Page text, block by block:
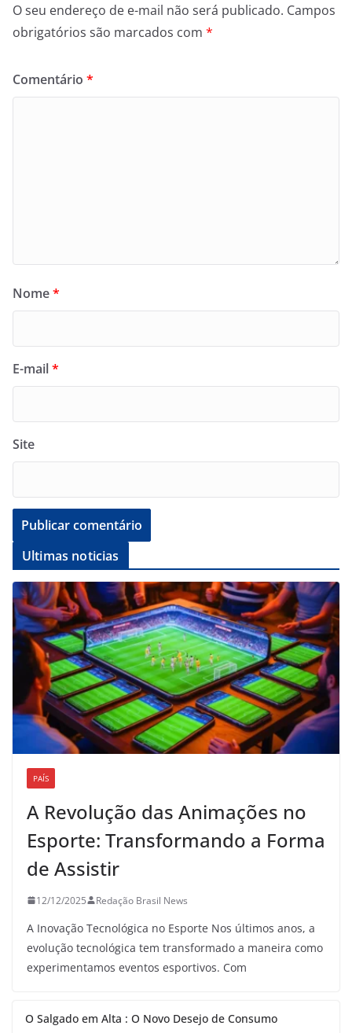
O seu endereço de e-mail não será publicado. Campos
obrigatórios são marcados com *
Comentário *
Nome*
E-mail*
Site
Ultimas noticias
PAÍS
A Revolução das Animações no
Esporte: Transformando a Forma
de Assistir
12/12/2025 Redação Brasil News
A Inovação Tecnológica no Esporte Nos últimos anos, a
evolução tecnológica tem transformado a maneira como
experimentamos eventos esportivos. Com
O Salgado em Alta : O Novo Desejo de Consumo